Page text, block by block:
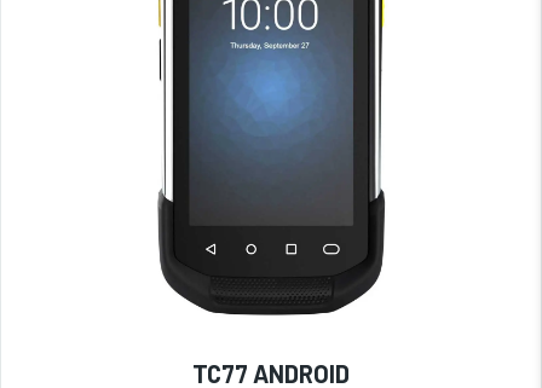
TC77 ANDROID